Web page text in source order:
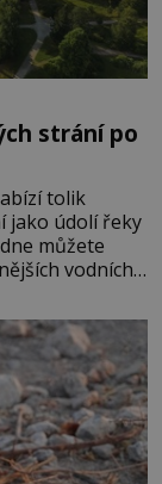
strání po
tolik
jako údolí řeky
můžete
vodních
památek ve